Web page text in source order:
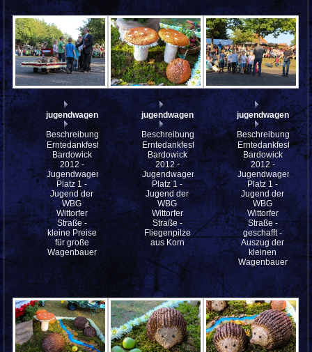
jugendwagen_2012_p1_mfw12__008626
Beschreibung:
Erntedankfest
Bardowick
2012 -
Jugendwagen
Platz 1 -
Jugend der
WBG
Wittorfer
Straße -
kleine Preise
für große
Wagenbauer
jugendwagen_2012_p1_mfw12__008622
Beschreibung:
Erntedankfest
Bardowick
2012 -
Jugendwagen
Platz 1 -
Jugend der
WBG
Wittorfer
Straße -
Fliegenpilze
aus Korn
Beschreibung:
Erntedankfest
Bardowick
2012 -
Jugendwagen
Platz 1 -
Jugend der
WBG
Wittorfer
Straße -
geschafft -
Auszug der
kleinen
Wagenbauer